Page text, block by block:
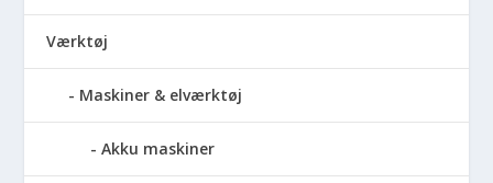
Værktøj
Maskiner & elværktøj
Akku maskiner